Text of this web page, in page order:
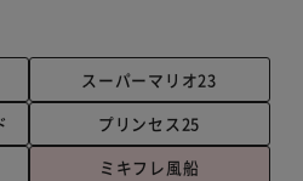
スーパーマリオ23
プリンセス25
ミキフレ風船